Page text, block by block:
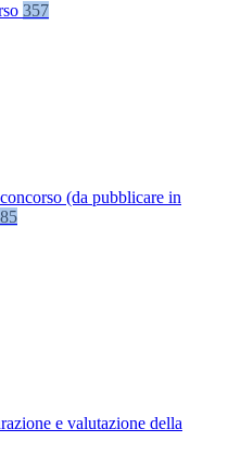
357
(da pubblicare in
e valutazione della